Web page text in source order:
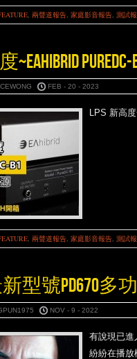
, 兩聲道報告, 家庭影音報告, 測試
~EAHIBRID
FEB - 20 - 2023
LPS 新高
, 兩聲道報告, 家庭影音報告, 測試
新型號PD670
NOV - 9 - 2022
有說現已進
紛紛在播放